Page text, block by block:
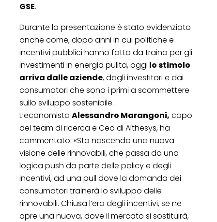
GSE.
Durante la presentazione è stato evidenziato
anche come, dopo anni in cui politiche e
incentivi pubblici hanno fatto da traino per gli
investimenti in energia pulita, oggi lo stimolo
arriva dalle aziende, dagli investitori e dai
consumatori che sono i primi a scommettere
sullo sviluppo sostenibile.
L’economista Alessandro Marangoni, capo
del team di ricerca e Ceo di Althesys, ha
commentato: «Sta nascendo una nuova
visione delle rinnovabili, che passa da una
logica push da parte delle policy e degli
incentivi, ad una pull dove la domanda dei
consumatori trainerà lo sviluppo delle
rinnovabili. Chiusa l’era degli incentivi, se ne
apre una nuova, dove il mercato si sostituirà,